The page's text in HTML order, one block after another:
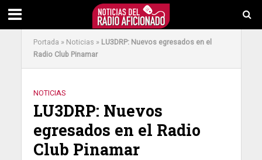
Portada » Noticias » LU3DRP: Nuevos egresados en el
Radio Club Pinamar
NOTICIAS
LU3DRP: Nuevos
egresados en el Radio
Club Pinamar